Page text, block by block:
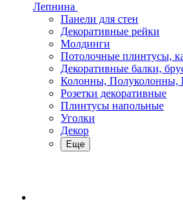
Лепнина
Панели для стен
Декоративные рейки
Молдинги
Потолочные плинтусы,
Декоративные балки,
Колонны, Полуколонны,
Розетки декоративные
Плинтусы напольные
Уголки
Декор
Еще